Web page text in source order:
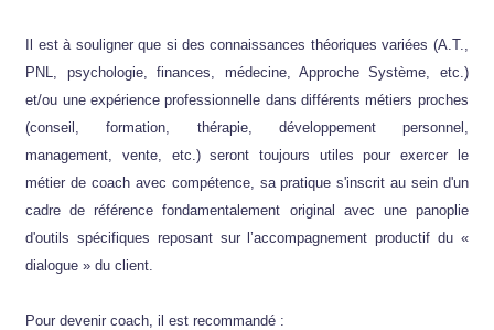
Il est à souligner que si des connaissances théoriques variées (A.T.,
PNL, psychologie, finances, médecine, Approche Système, etc.)
et/ou une expérience professionnelle dans différents métiers proches
(conseil, formation, thérapie, développement personnel,
management, vente, etc.) seront toujours utiles pour exercer le
métier de coach avec compétence, sa pratique s'inscrit au sein d'un
cadre de référence fondamentalement original avec une panoplie
d'outils spécifiques reposant sur l’accompagnement productif du «
dialogue » du client.
Pour devenir coach, il est recommandé :